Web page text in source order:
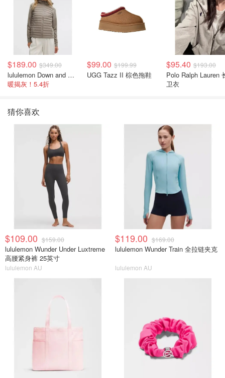
$189.00 $349.00
lululemon Down and Around 羽绒夹克
暖揭灰！5.4折
$99.00 $199.99
UGG Tazz II 棕色拖鞋
$95.40 $193.00
Polo Ralph Lauren
卫衣
猜你喜欢
$109.00 $159.00
lululemon Wunder Under Luxtreme
高腰紧身裤 25英寸
lululemon AU
$119.00 $169.00
lululemon Wunder Train 全拉链夹克
lululemon AU